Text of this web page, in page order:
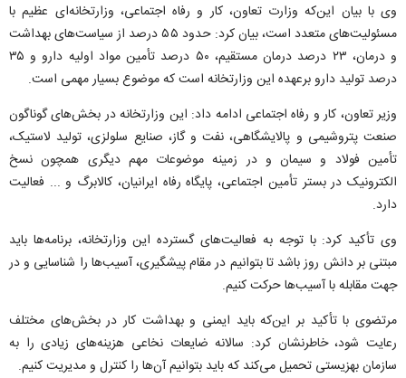
وی با بیان این‌که وزارت تعاون، کار و رفاه اجتماعی، وزارتخانه‌ای عظیم با
مسئولیت‌های متعدد است، بیان کرد: حدود ۵۵ درصد از سیاست‌های بهداشت
و درمان، ۲۳ درصد درمان مستقیم، ۵۰ درصد تأمین مواد اولیه دارو و ۳۵
درصد تولید دارو برعهده این وزارتخانه است که موضوع بسیار مهمی است.
وزیر تعاون، کار و رفاه اجتماعی ادامه داد: این وزارتخانه در بخش‌های گوناگون
صنعت پتروشیمی و پالایشگاهی، نفت و گاز، صنایع سلولزی، تولید لاستیک،
تأمین فولاد و سیمان و در زمینه موضوعات مهم دیگری همچون نسخ
الکترونیک در بستر تأمین اجتماعی، پایگاه رفاه ایرانیان، کالابرگ و ... فعالیت
دارد.
وی تأکید کرد: با توجه به فعالیت‌های گسترده این وزارتخانه، برنامه‌ها باید
مبتنی بر دانش روز باشد تا بتوانیم در مقام پیشگیری، آسیب‌ها را شناسایی و در
جهت مقابله با آسیب‌ها حرکت کنیم.
مرتضوی با تأکید بر این‌که باید ایمنی و بهداشت کار در بخش‌های مختلف
رعایت شود، خاطرنشان کرد: سالانه ضایعات نخاعی هزینه‌های زیادی را به
سازمان بهزیستی تحمیل می‌کند که باید بتوانیم آن‌ها را کنترل و مدیریت کنیم.